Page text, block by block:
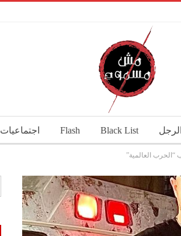
Black List
Flash اجتماعيات
“الحرب العالمية”